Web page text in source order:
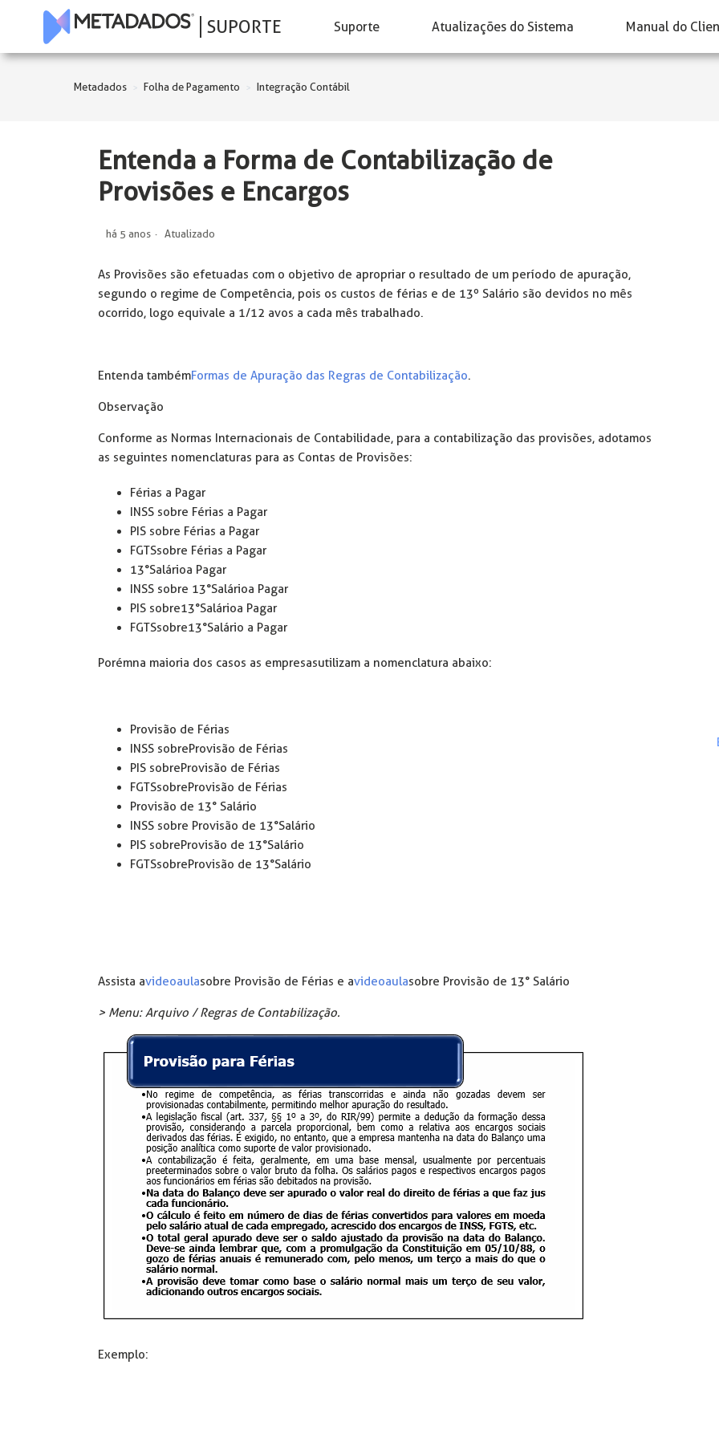
SUPORTE Suporte Atualizações do Sistema Manual do
Metadados Folha de Pagamento Integração Contábil
Entenda a Forma de Contabilização de
Provisões e Encargos
há 5 anos Atualizado
As Provisões são efetuadas com o objetivo de apropriar o resultado de um período de apuração,
segundo o regime de Competência, pois os custos de férias e de 13º Salário são devidos no mês
ocorrido, logo equivale a 1/12 avos a cada mês trabalhado.
Entenda tambémFormas de Apuração das Regras de Contabilização.
Observação
Conforme as Normas Internacionais de Contabilidade, para a contabilização das provisões, adotamos
as seguintes nomenclaturas para as Contas de Provisões:
Férias a Pagar
INSS sobre Férias a Pagar
PIS sobre Férias a Pagar
FGTS sobre Férias a Pagar
13° Salário a Pagar
INSS sobre 13°Salário a Pagar
PIS sobre 13° Salário a Pagar
FGTS sobre 13° Salário a Pagar
Porém na maioria dos casos as empresas utilizam a nomenclatura abaixo:
Provisão de Férias
INSS sobre Provisão de Férias
PIS sobre Provisão de Férias
FGTS sobre Provisão de Férias
Provisão de 13° Salário
INSS sobre Provisão de 13°Salário
PIS sobre Provisão de 13°Salário
FGTS sobre Provisão de 13°Salário
Assista avideoaulasobre Provisão de Férias e avideoaulasobre Provisão de 13° Salário
> Menu: Arquivo / Regras de Contabilização.
Exemplo: